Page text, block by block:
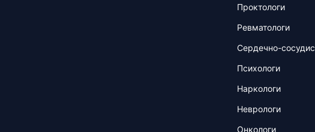
Проктологи
Ревматологи
Сердечно-
Психологи
Наркологи
Неврологи
Онкологи